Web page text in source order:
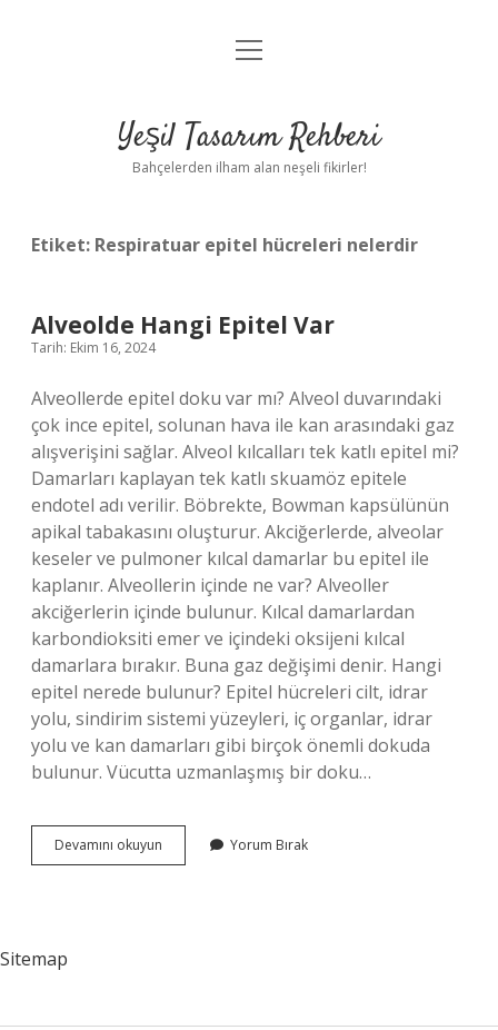
Anasayfa
Yasal Uyarı
menüyü
Yeşil Tasarım Rehberi
Bahçelerden ilham alan neşeli fikirler!
Etiket: Respiratuar epitel hücreleri nelerdir
Alveolde Hangi Epitel Var
Tarih: Ekim 16, 2024
Alveollerde epitel doku var mı? Alveol duvarındaki
çok ince epitel, solunan hava ile kan arasındaki gaz
alışverişini sağlar. Alveol kılcalları tek katlı epitel mi?
Damarları kaplayan tek katlı skuamöz epitele
endotel adı verilir. Böbrekte, Bowman kapsülünün
apikal tabakasını oluşturur. Akciğerlerde, alveolar
keseler ve pulmoner kılcal damarlar bu epitel ile
kaplanır. Alveollerin içinde ne var? Alveoller
akciğerlerin içinde bulunur. Kılcal damarlardan
karbondioksiti emer ve içindeki oksijeni kılcal
damarlara bırakır. Buna gaz değişimi denir. Hangi
epitel nerede bulunur? Epitel hücreleri cilt, idrar
yolu, sindirim sistemi yüzeyleri, iç organlar, idrar
yolu ve kan damarları gibi birçok önemli dokuda
bulunur. Vücutta uzmanlaşmış bir doku…
Devamını okuyun Alveolde
Hangi
Yorum Bırak
Sitemap